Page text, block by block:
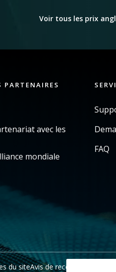
Voir tous les prix
PARTENAIRES
avec les
mondiale
FAQ
du siteAvis de recouvrement en